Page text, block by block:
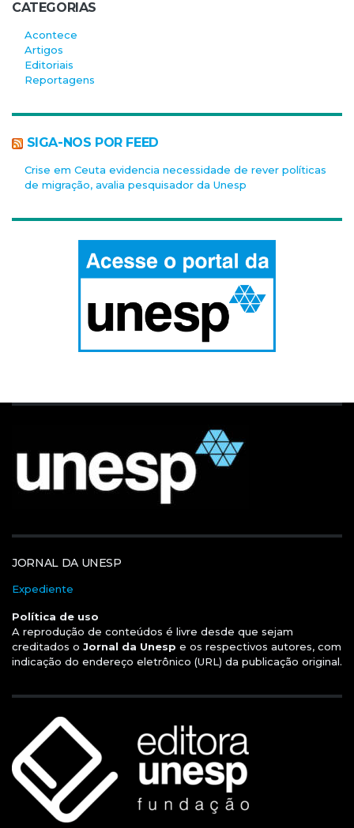
CATEGORIAS
Acontece
Artigos
Editoriais
Reportagens
SIGA-NOS POR FEED
Crise em Ceuta evidencia necessidade de rever políticas
de migração, avalia pesquisador da Unesp
JORNAL DA UNESP
Expediente
Política de uso
A reprodução de conteúdos é livre desde que sejam
creditados o Jornal da Unesp e os respectivos autores, com
indicação do endereço eletrônico (URL) da publicação original.